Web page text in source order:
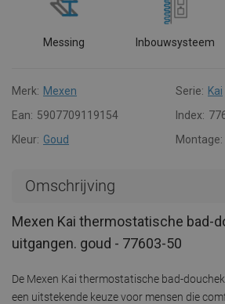
Messing Inbouwsysteem
Merk: Mexen Serie: Kai
Ean: 5907709119154 Index:
Kleur: Goud Montage:
Omschrijving
Mexen Kai thermostatische bad-
uitgangen. goud - 77603-50
De Mexen Kai thermostatische bad-
een uitstekende keuze voor mensen die